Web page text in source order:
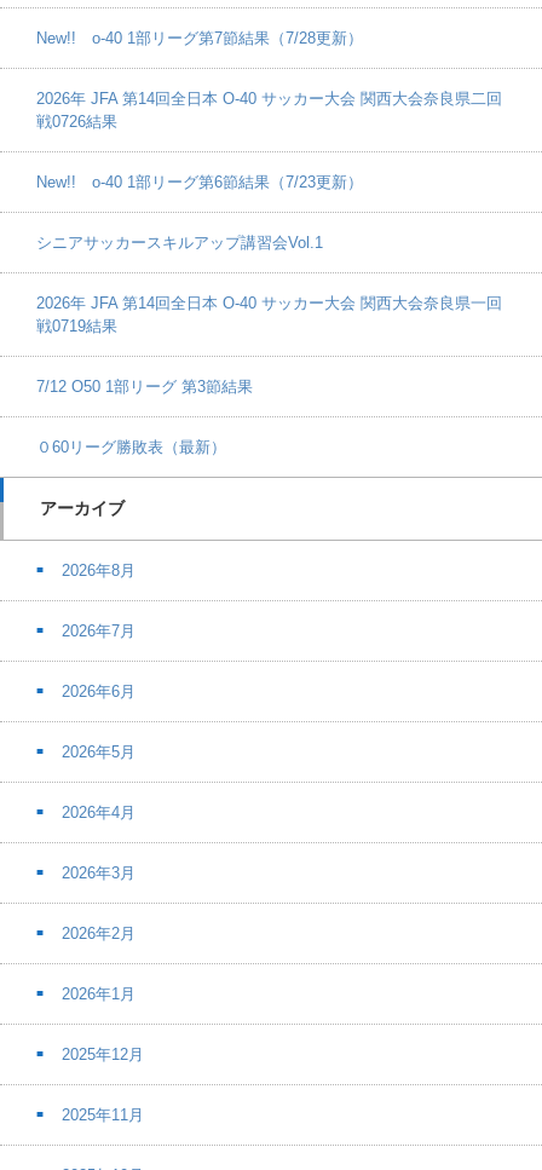
New!! o-40 1部リーグ第7節結果（7/28更新）
2026年 JFA 第14回全日本 O-40 サッカー大会 関西大会奈良県二回
戦0726結果
New!! o-40 1部リーグ第6節結果（7/23更新）
シニアサッカースキルアップ講習会Vol.1
2026年 JFA 第14回全日本 O-40 サッカー大会 関西大会奈良県一回
戦0719結果
7/12 O50 1部リーグ 第3節結果
０60リーグ勝敗表（最新）
アーカイブ
2026年8月
2026年7月
2026年6月
2026年5月
2026年4月
2026年3月
2026年2月
2026年1月
2025年12月
2025年11月